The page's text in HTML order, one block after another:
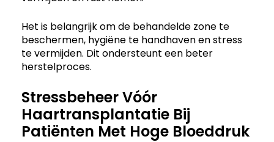
Het is belangrijk om de behandelde zone te
beschermen, hygiëne te handhaven en stress
te vermijden. Dit ondersteunt een beter
herstelproces.
Stressbeheer Vóór
Haartransplantatie Bij
Patiënten Met Hoge Bloeddruk